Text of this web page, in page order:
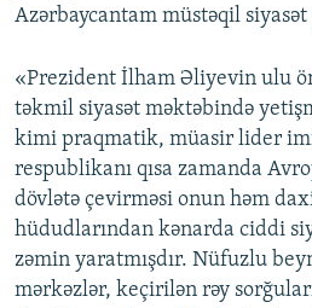
Azərbaycantam müstəqil
«Prezident İlham Əliyevin ulu
təkmil siyasət məktəbində
kimi praqmatik, müasir lider
respublikanı qısa zamanda
dövlətə çevirməsi onun həm
hüdudlarından kənarda ciddi
zəmin yaratmışdır. Nüfuzlu
mərkəzlər, keçirilən rəy